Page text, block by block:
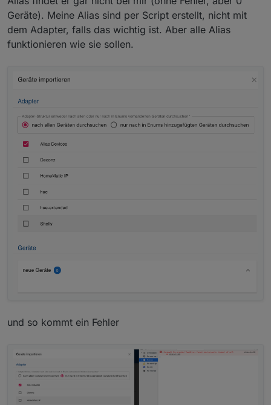
Ansonsten bin ich beeindruckt was alles möglich ist
mit dem Adapter 👍 und ich habe ja noch längst nicht
schon eine Menge Arbeit und Hirnschmalz, die Du da
in den Adapter investiert hast.
Fenster dazu bauen.
Ich habe die auch als Alias für die Fenster, aber
irgendwie hat der Adapter beim Import Versuch ewig
gedreht, oder dauert das halt einfach länger ? Ich
Geräte). Meine Alias sind per Script erstellt, nicht mit
dem Adapter, falls das wichtig ist. Aber alle Alias
funktionieren wie sie sollen.
und so kommt ein Fehler